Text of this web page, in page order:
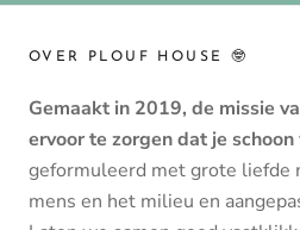
OVER PLOUF HOUSE 🤓
Gemaakt in 2019, de missie
ervoor te zorgen dat je
geformuleerd met grote liefde
mens en het milieu en